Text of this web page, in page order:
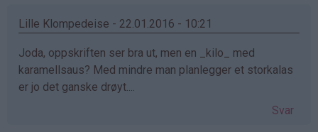
Lille Klompedeise - 22.01.2016 - 10:21
Joda, oppskriften ser bra ut, men en _kilo_ med
karamellsaus? Med mindre man planlegger et storkalas
er jo det ganske drøyt....
Svar